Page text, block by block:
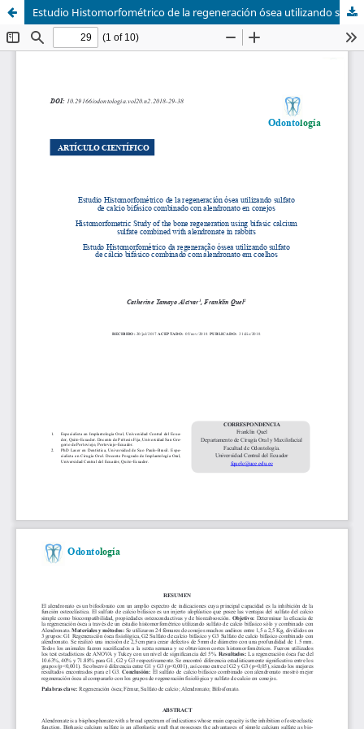
Estudio Histomorfométrico de la regeneración ósea utilizando sulfato de calcio bifásico combinado con alendronato en conejos